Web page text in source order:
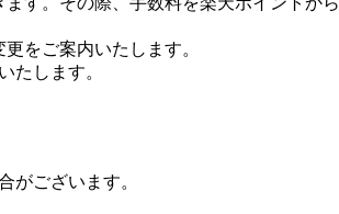
をご案内いたします。
たします。
がございます。